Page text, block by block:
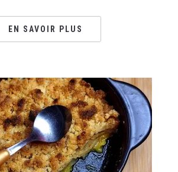
EN SAVOIR PLUS